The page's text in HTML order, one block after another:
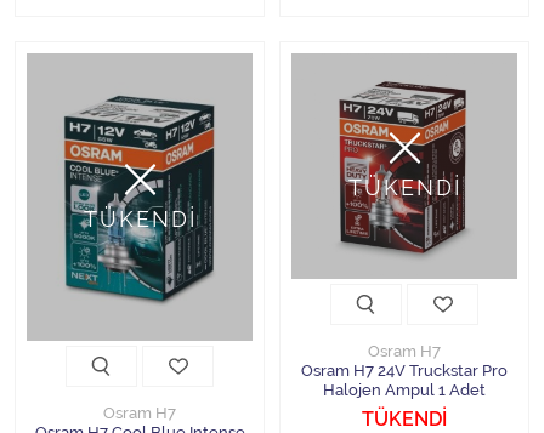
TÜKENDİ
Osram H7
TÜKENDİ
Osram H7
Osram H7 24V Truckstar Pro
Halojen Ampul 1 Adet
TÜKENDİ